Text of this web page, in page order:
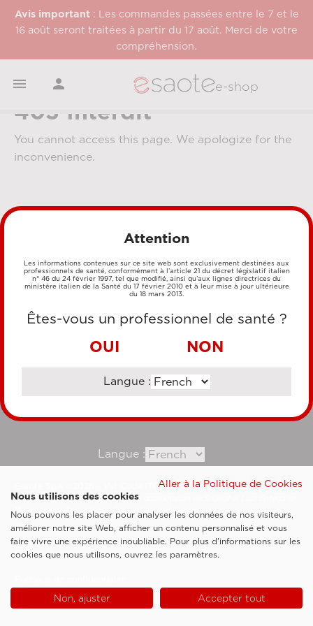
Avis important: Les commandes passées entre le 7 et le
16 août seront traitées à partir du 17 août. Merci de votre
compréhension.
  e-shop
403 Interdit
You cannot access this page. We apologize for the
inconvenience.
MÉTHODES DE PAIEMENT
VIREMENT BANCAIRE
Langue :
Esaote SpA ©2026 - Vat Code IT05131180969
Société soumise à la gestion et à la coordination de Shanghai Luzi Enterprise
Management Consultancy Center (Limited Partnership)
Clauses légales
Cookie Policy
Attention
Les informations contenues sur ce site web sont exclusivement destinées aux
professionnels de santé, conformément à l’article 21 du décret législatif italien
n° 46 du 24 février 1997, tel que modifié, ainsi qu’aux lignes directrices du
ministère italien de la Santé du 17 février 2010 et à leur mise à jour ultérieure
du 18 mars 2013.
Êtes-vous un professionnel de santé ?
OUI NON
Langue :
Aller à la Politique de Cookies
Nous utilisons des cookies
Nous pouvons les placer pour analyser les données de nos visiteurs,
améliorer notre site Web, afficher un contenu personnalisé et vous
faire vivre une expérience inoubliable. Pour plus d'informations sur les
cookies que nous utilisons, ouvrez les paramètres.
Non, ajuster Accepter tout